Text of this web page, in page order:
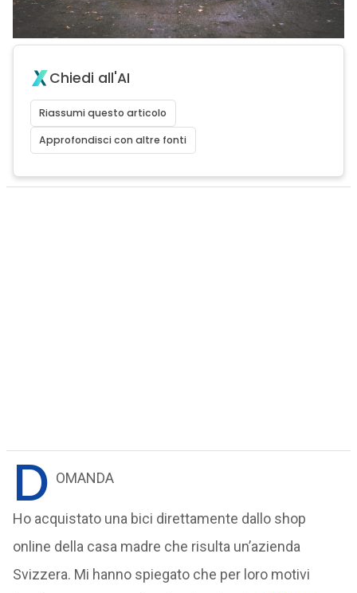
Chiedi all'AI
Riassumi questo articolo
Approfondisci con altre fonti
D OMANDA
Ho acquistato una bici direttamente dallo shop
online della casa madre che risulta un’azienda
Svizzera. Mi hanno spiegato che per loro motivi